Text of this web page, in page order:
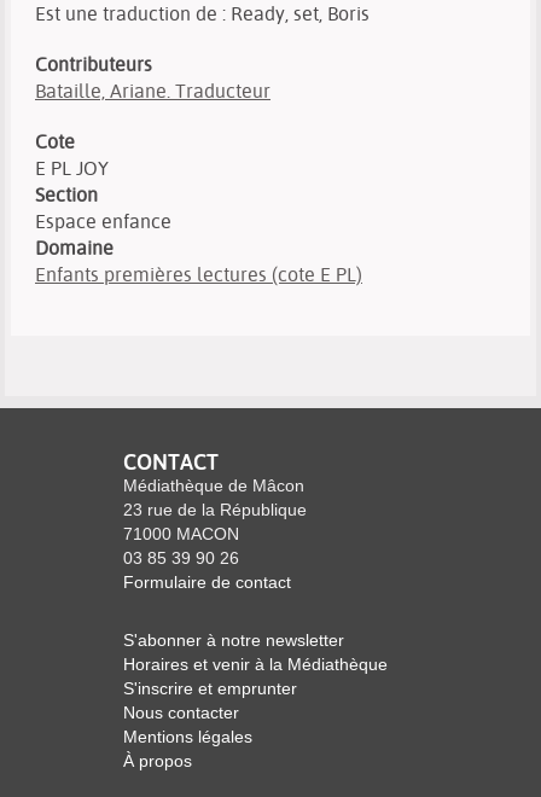
Est une traduction de : Ready, set, Boris
Contributeurs
Bataille, Ariane. Traducteur
Cote
E PL JOY
Section
Espace enfance
Domaine
Enfants premières lectures (cote E PL)
CONTACT
Médiathèque de Mâcon
23 rue de la République
71000 MACON
03 85 39 90 26
Formulaire de contact
S'abonner à notre newsletter
Horaires et venir à la Médiathèque
S'inscrire et emprunter
Nous contacter
Mentions légales
À propos